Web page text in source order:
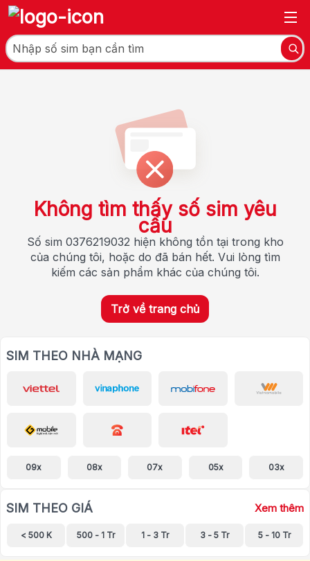
Không tìm thấy số sim yêu
cầu
Số sim 0376219032 hiện không tồn tại trong kho
của chúng tôi, hoặc do đã bán hết. Vui lòng tìm
kiếm các sản phẩm khác của chúng tôi.
Trở về trang chủ
SIM THEO NHÀ MẠNG
09x 08x 07x 05x 03x
SIM THEO GIÁ Xem thêm
< 500 K 500 - 1 Tr 1 - 3 Tr 3 - 5 Tr 5 - 10 Tr